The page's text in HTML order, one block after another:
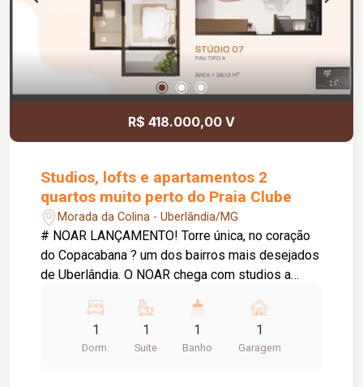
R$ 418.000,00 V
Studios, lofts e apartamentos 2
quartos muito perto do Praia Clube
Morada da Colina - Uberlândia/MG
# NOAR LANÇAMENTO! Torre única, no coração
do Copacabana ? um dos bairros mais desejados
de Uberlândia. O NOAR chega com studios a
exclusivos no último pavimento, para quem busca
um endereço à altura do seu estilo de vida. A
localização é um dos grandes trunfos do
1
Dorm.
1
Suite
1
Banho
1
Garagem